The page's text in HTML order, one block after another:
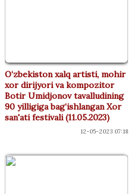
O‘zbekiston xalq artisti, mohir
xor dirijyori va kompozitor
Botir Umidjonov tavalludining
90 yilligiga bag‘ishlangan Xor
san'ati festivali (11.05.2023)
12-05-2023 07:18